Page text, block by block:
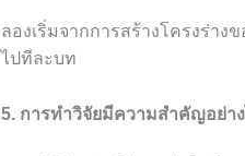
ลองเริ่มจากการสร้างโครงร่า
ไปทีละบท
5. การทำวิจัยมีความสำคัญอย่า